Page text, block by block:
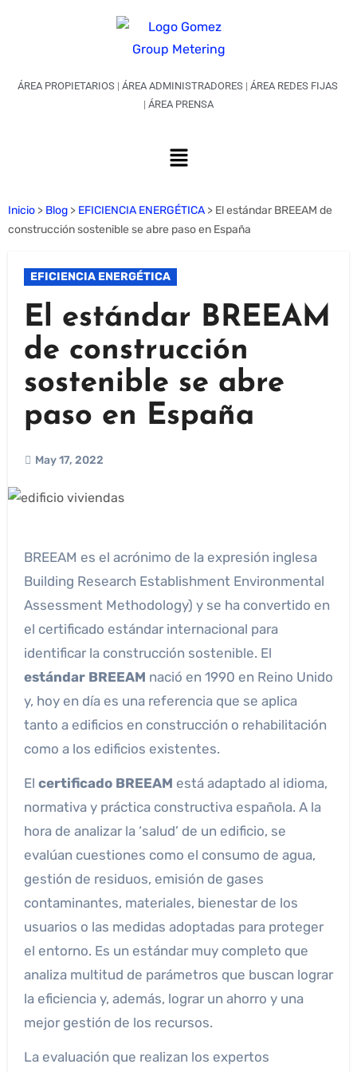
ÁREA PROPIETARIOS| ÁREA ADMINISTRADORES| ÁREA REDES FIJAS
| ÁREA PRENSA
Inicio> Blog> EFICIENCIA ENERGÉTICA> El estándar BREEAM de
construcción sostenible se abre paso en España
EFICIENCIA ENERGÉTICA
El estándar BREEAM
de construcción
sostenible se abre
paso en España
May 17, 2022
BREEAM es el acrónimo de la expresión inglesa
Building Research Establishment Environmental
Assessment Methodology) y se ha convertido en
el certificado estándar internacional para
identificar la construcción sostenible. El
estándar BREEAM nació en 1990 en Reino Unido
y, hoy en día es una referencia que se aplica
tanto a edificios en construcción o rehabilitación
como a los edificios existentes.
El certificado BREEAM está adaptado al idioma,
normativa y práctica constructiva española. A la
hora de analizar la ‘salud’ de un edificio, se
evalúan cuestiones como el consumo de agua,
gestión de residuos, emisión de gases
contaminantes, materiales, bienestar de los
usuarios o las medidas adoptadas para proteger
el entorno. Es un estándar muy completo que
analiza multitud de parámetros que buscan lograr
la eficiencia y, además, lograr un ahorro y una
mejor gestión de los recursos.
La evaluación que realizan los expertos